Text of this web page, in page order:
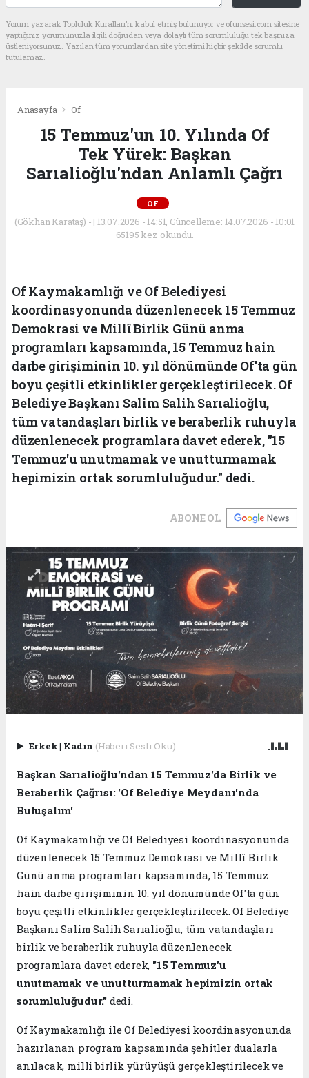
Yorum yazarak Topluluk Kuralları’nı kabul etmiş bulunuyor ve ofunsesi.com sitesine
yaptığınız yorumunuzla ilgili doğrudan veya dolaylı tüm sorumluluğu tek başınıza
üstleniyorsunuz. Yazılan tüm yorumlardan site yönetimi hiçbir şekilde sorumlu
tutulamaz.
Anasayfa Of
15 Temmuz'un 10. Yılında Of
Tek Yürek: Başkan
Sarıalioğlu'ndan Anlamlı Çağrı
OF
(Gökhan Karataş) - | 13.07.2026 - 14:51, Güncelleme: 14.07.2026 - 10:01
65195 kez okundu.
Of Kaymakamlığı ve Of Belediyesi
koordinasyonunda düzenlenecek 15 Temmuz
Demokrasi ve Millî Birlik Günü anma
programları kapsamında, 15 Temmuz hain
darbe girişiminin 10. yıl dönümünde Of'ta gün
boyu çeşitli etkinlikler gerçekleştirilecek. Of
Belediye Başkanı Salim Salih Sarıalioğlu,
tüm vatandaşları birlik ve beraberlik ruhuyla
düzenlenecek programlara davet ederek, "15
Temmuz'u unutmamak ve unutturmamak
hepimizin ortak sorumluluğudur." dedi.
ABONE OL
Erkek| Kadın (Haberi Sesli Oku)
Başkan Sarıalioğlu'ndan 15 Temmuz'da Birlik ve
Beraberlik Çağrısı: 'Of Belediye Meydanı'nda
Buluşalım'
Of Kaymakamlığı ve Of Belediyesi koordinasyonunda
düzenlenecek 15 Temmuz Demokrasi ve Millî Birlik
Günü anma programları kapsamında, 15 Temmuz
hain darbe girişiminin 10. yıl dönümünde Of'ta gün
boyu çeşitli etkinlikler gerçekleştirilecek. Of Belediye
Başkanı Salim Salih Sarıalioğlu, tüm vatandaşları
birlik ve beraberlik ruhuyla düzenlenecek
programlara davet ederek, "15 Temmuz'u
unutmamak ve unutturmamak hepimizin ortak
sorumluluğudur." dedi.
Of Kaymakamlığı ile Of Belediyesi koordinasyonunda
hazırlanan program kapsamında şehitler dualarla
anılacak, milli birlik yürüyüşü gerçekleştirilecek ve